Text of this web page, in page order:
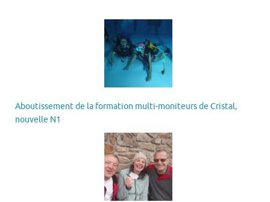
Aboutissement de la formation multi-moniteurs de Cristal,
nouvelle N1